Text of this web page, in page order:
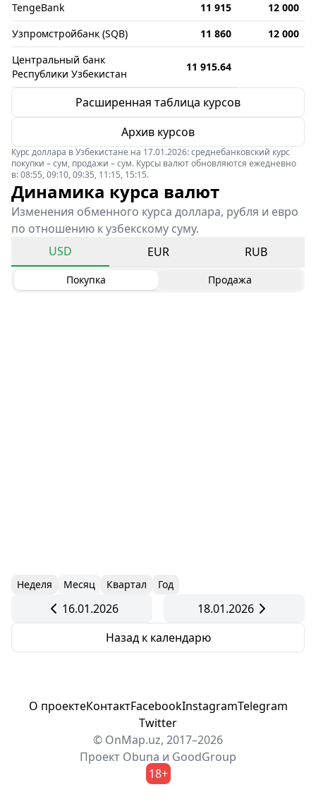
TengeBank
11 915
12 000
Узпромстройбанк (SQB)
11 860
12 000
Центральный банк
Республики Узбекистан
11 915.64
Расширенная таблица курсов
Архив курсов
Курс доллара в Узбекистане на 17.01.2026: среднебанковский курс
покупки – сум, продажи – сум. Курсы валют обновляются ежедневно
в: 08:55, 09:10, 09:35, 11:15, 15:15.
Динамика курса валют
Изменения обменного курса доллара, рубля и евро
по отношению к узбекскому суму.
USD
EUR RUB
Покупка Продажа
Неделя Месяц Квартал Год
16.01.2026
18.01.2026
Назад к календарю
О проектеКонтактFacebookInstagramTelegram
Twitter
© OnMap.uz, 2017–2026
Проект Obuna и GoodGroup
18+